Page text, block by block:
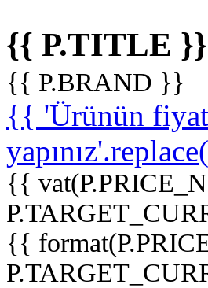
{{ P.TITLE }}
{{ P.BRAND }}
{{ 'Ürünün
{{
{{